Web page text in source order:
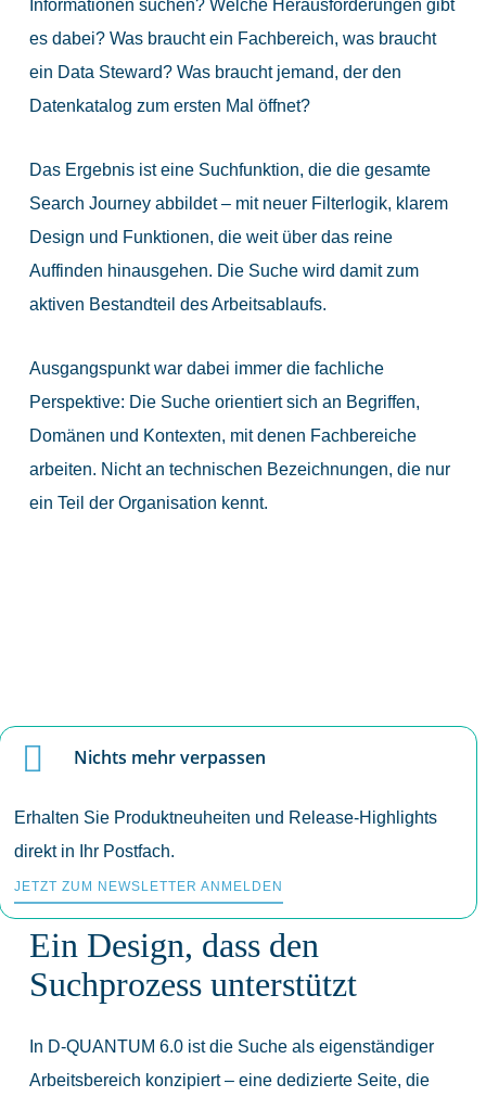
Informationen suchen? Welche Herausforderungen gibt
es dabei? Was braucht ein Fachbereich, was braucht
ein Data Steward? Was braucht jemand, der den
Datenkatalog zum ersten Mal öffnet?
Das Ergebnis ist eine Suchfunktion, die die gesamte
Search Journey abbildet – mit neuer Filterlogik, klarem
Design und Funktionen, die weit über das reine
Auffinden hinausgehen. Die Suche wird damit zum
aktiven Bestandteil des Arbeitsablaufs.
Ausgangspunkt war dabei immer die fachliche
Perspektive: Die Suche orientiert sich an Begriffen,
Domänen und Kontexten, mit denen Fachbereiche
arbeiten. Nicht an technischen Bezeichnungen, die nur
ein Teil der Organisation kennt.
Nichts mehr verpassen
Erhalten Sie Produktneuheiten und Release-Highlights
direkt in Ihr Postfach.
JETZT ZUM NEWSLETTER ANMELDEN
Ein Design, dass den
Suchprozess unterstützt
In D-QUANTUM 6.0 ist die Suche als eigenständiger
Arbeitsbereich konzipiert – eine dedizierte Seite, die